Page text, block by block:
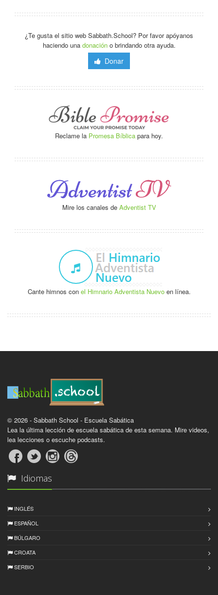
¿Te gusta el sitio web Sabbath.School? Por favor apóyanos
haciendo una donacióno brindando otra ayuda.
Donar
Reclame la Promesa Bíblica para hoy.
Mire los canales de Adventist TV
Cante himnos con el Himnario Adventista Nuevoen línea.
© 2026 - Sabbath School - Escuela Sabática
Lea la última lección de escuela sabática de esta semana. Mire videos,
lea lecciones o escuche podcasts.
Idiomas
INGLÉS
ESPAÑOL
BÚLGARO
CROATA
SERBIO